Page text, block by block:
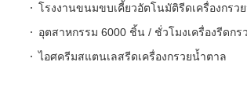
โรงงานขนมขบเคี้ยวอัตโนมัติรีดเครื่องกรว
อุตสาหกรรม 6000 ชิ้น / ชั่วโมงเครื่องรีดกร
ไอศครีมสแตนเลสรีดเครื่องกรวยน้ำตาล